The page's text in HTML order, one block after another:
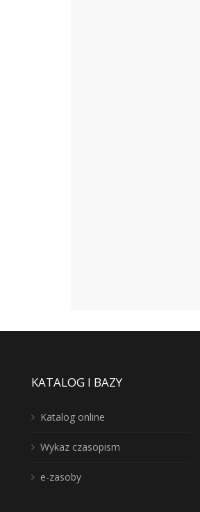
KATALOG I BAZY
Katalog online
Wykaz czasopism
e-zasoby